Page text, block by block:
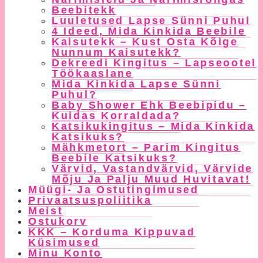
Beebitekk
Luuletused Lapse Sünni Puhul
4 Ideed, Mida Kinkida Beebile
Kaisutekk – Kust Osta Kõige
Nunnum Kaisutekk?
Dekreedi Kingitus – Lapseootel
Töökaaslane
Mida Kinkida Lapse Sünni
Puhul?
Baby Shower Ehk Beebipidu –
Kuidas Korraldada?
Katsikukingitus – Mida Kinkida
Katsikuks?
Mähkmetort – Parim Kingitus
Beebile Katsikuks?
Värvid, Vastandvärvid, Värvide
Mõju Ja Palju Muud Huvitavat!
Müügi- Ja Ostutingimused
Privaatsuspoliitika
Meist
Ostukorv
KKK – Korduma Kippuvad
Küsimused
Minu Konto